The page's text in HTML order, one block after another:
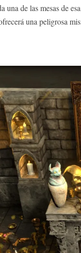
una de las mesas de
una peligrosa